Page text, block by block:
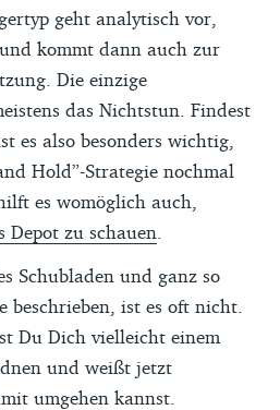
geht analytisch vor,
kommt dann auch zur
Die einzige
das Nichtstun. Findest
es also besonders wichtig,
Hold”-Strategie nochmal
es womöglich auch,
Depot zu schauen
Schubladen und ganz so
ist es oft nicht.
Du Dich vielleicht einem
und weißt jetzt
umgehen kannst.